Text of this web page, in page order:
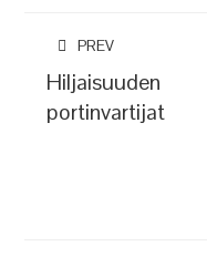
PREV
Hiljaisuuden
portinvartijat